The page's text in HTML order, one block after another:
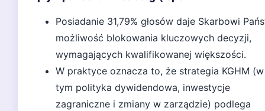
Posiadanie 31,79% głosów daje Skarbowi
możliwość blokowania kluczowych decyzji,
wymagających kwalifikowanej większości.
W praktyce oznacza to, że strategia KGHM (w
tym polityka dywidendowa, inwestycje
zagraniczne i zmiany w zarządzie) podlega